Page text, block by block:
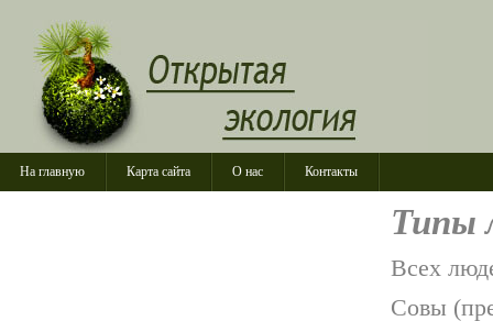
На главную Карта сайта О нас Контакты
Типы
Всех
Совы